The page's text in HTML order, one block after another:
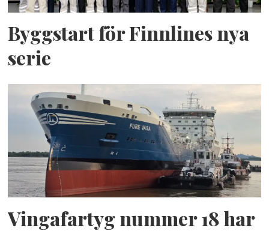
Byggstart för Finnlines nya
serie
Vingafartyg nummer 18 har